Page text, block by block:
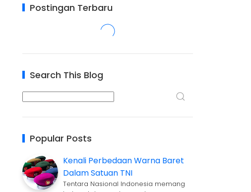
Postingan Terbaru
Search This Blog
Popular Posts
Kenali Perbedaan Warna Baret
Dalam Satuan TNI
Tentara Nasional Indonesia memang